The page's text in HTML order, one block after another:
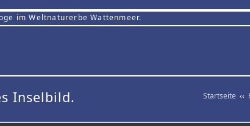
im Weltnaturerbe Wattenmeer.
Startseite ‹‹
Inselbild.